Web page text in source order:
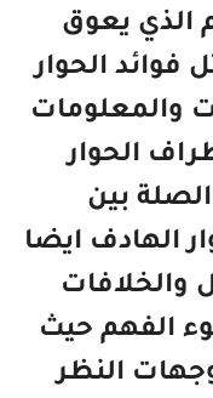
الذي يعوق
فوائد الحوار
والمعلومات
الحوار
بين
الهادف ايضا
والخلافات
الفهم حيث
النظر